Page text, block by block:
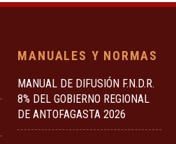
MANUALES Y NORMAS
MANUAL DE DIFUSIÓN F.N.D.R.
8% DEL GOBIERNO REGIONAL
DE ANTOFAGASTA 2026